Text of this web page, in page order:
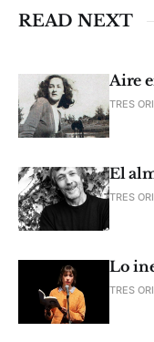
READ NEXT
Aire
TRES
El
TRES
Lo
TRES